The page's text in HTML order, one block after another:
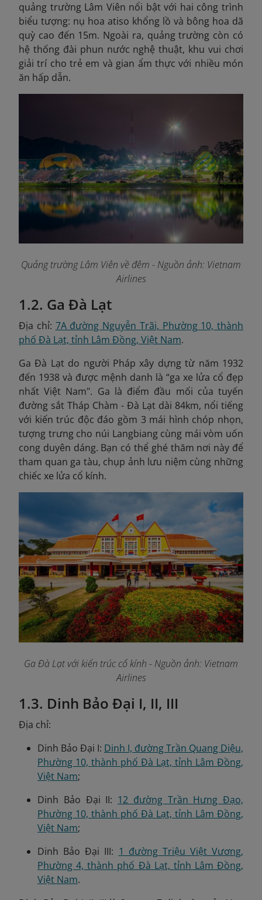
quảng trường Lâm Viên nổi bật với hai công trình
biểu tượng: nụ hoa atiso khổng lồ và bông hoa dã
quỳ cao đến 15m. Ngoài ra, quảng trường còn có
hệ thống đài phun nước nghệ thuật, khu vui chơi
giải trí cho trẻ em và gian ẩm thực với nhiều món
ăn hấp dẫn.
Quảng trường Lâm Viên về đêm - Nguồn ảnh: Vietnam
Airlines
1.2. Ga Đà Lạt
Địa chỉ: 7A đường Nguyễn Trãi, Phường 10, thành
phố Đà Lạt, tỉnh Lâm Đồng, Việt Nam.
Ga Đà Lạt do người Pháp xây dựng từ năm 1932
đến 1938 và được mệnh danh là “ga xe lửa cổ đẹp
nhất Việt Nam". Ga là điểm đầu mối của tuyến
đường sắt Tháp Chàm - Đà Lạt dài 84km, nổi tiếng
với kiến trúc độc đáo gồm 3 mái hình chóp nhọn,
tượng trưng cho núi Langbiang cùng mái vòm uốn
cong duyên dáng. Bạn có thể ghé thăm nơi này để
tham quan ga tàu, chụp ảnh lưu niệm cùng những
chiếc xe lửa cổ kính.
Ga Đà Lạt với kiến trúc cổ kính - Nguồn ảnh: Vietnam
Airlines
1.3. Dinh Bảo Đại I, II, III
Địa chỉ:
Dinh Bảo Đại I: Dinh I, đường Trần Quang Diệu,
Phường 10, thành phố Đà Lạt, tỉnh Lâm Đồng,
Việt Nam;
Dinh Bảo Đại II: 12 đường Trần Hưng Đạo,
Phường 10, thành phố Đà Lạt, tỉnh Lâm Đồng,
Việt Nam;
Dinh Bảo Đại III: 1 đường Triệu Việt Vương,
Phường 4, thành phố Đà Lạt, tỉnh Lâm Đồng,
Việt Nam.